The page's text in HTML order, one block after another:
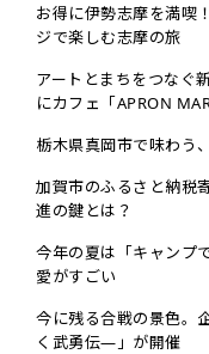
お得に伊勢志摩を満喫
ジで楽しむ志摩の旅
アートとまちをつなぐ
にカフェ「APRON
栃木県真岡市で味わう
加賀市のふるさと納税
進の鍵とは？
今年の夏は「キャンプ
愛がすごい
今に残る合戦の景色。
く武勇伝―」が開催